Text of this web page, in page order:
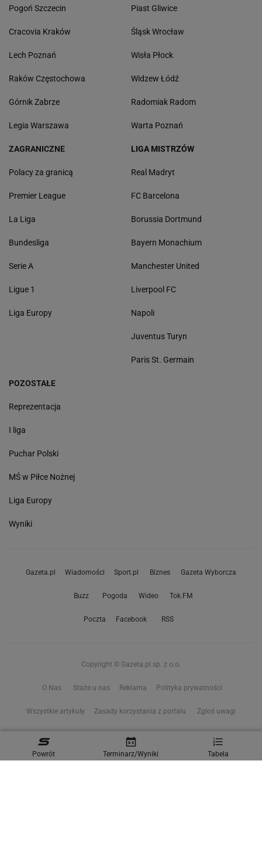
Powrót Terminarz/Wyniki Tabela
Pogoń Szczecin
Cracovia Kraków
Lech Poznań
Raków Częstochowa
Górnik Zabrze
Legia Warszawa
Piast Gliwice
Śląsk Wrocław
Wisła Płock
Widzew Łódź
Radomiak Radom
Warta Poznań
ZAGRANICZNE
Polacy za granicą
Premier League
La Liga
Bundesliga
Serie A
Ligue 1
Liga Europy
LIGA MISTRZÓW
Real Madryt
FC Barcelona
Borussia Dortmund
Bayern Monachium
Manchester United
Liverpool FC
Napoli
Juventus Turyn
Paris St. Germain
POZOSTAŁE
Reprezentacja
I liga
Puchar Polski
MŚ w Piłce Nożnej
Liga Europy
Wyniki
Gazeta.pl Wiadomości Sport.pl Biznes Gazeta Wyborcza
Buzz Pogoda Wideo Tok.FM
Poczta Facebook RSS
Copyright © Gazeta.pl sp. z o.o.
O Nas Staże u nas Reklama Polityka prywatności
Wszystkie artykuły Zasady korzystania z portalu Zgłoś uwagi